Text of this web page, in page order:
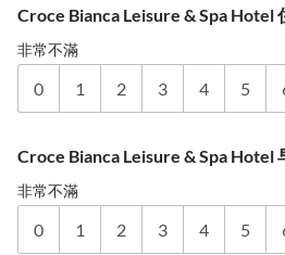
Croce Bianca Leisure & Spa Hotel
非常不滿
0 1 2 3 4 5
Croce Bianca Leisure & Spa Hotel
非常不滿
0 1 2 3 4 5